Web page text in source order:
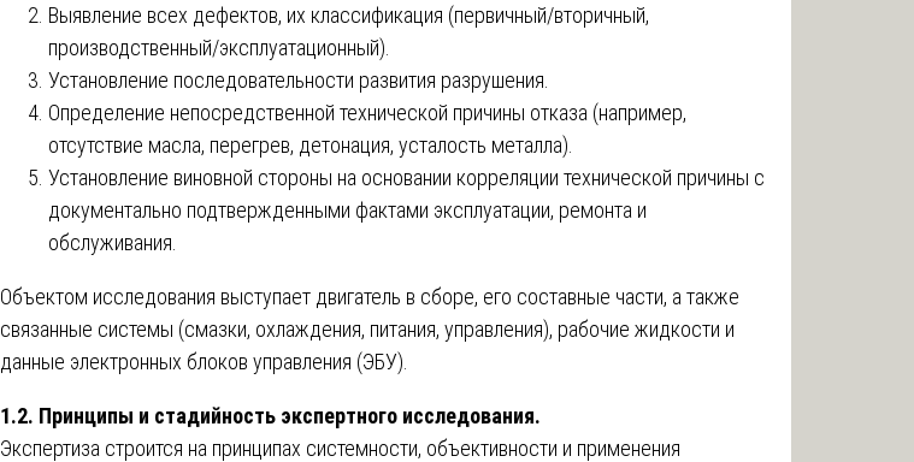
Выявление всех дефектов, их классификация (первичный/вторичный,
производственный/эксплуатационный).
Установление последовательности развития разрушения.
Определение непосредственной технической причины отказа (например,
отсутствие масла, перегрев, детонация, усталость металла).
Установление виновной стороны на основании корреляции технической причины с
документально подтвержденными фактами эксплуатации, ремонта и
обслуживания.
Объектом исследования выступает двигатель в сборе, его составные части, а также
связанные системы (смазки, охлаждения, питания, управления), рабочие жидкости и
данные электронных блоков управления (ЭБУ).
1.2. Принципы и стадийность экспертного исследования.
Экспертиза строится на принципах системности, объективности и применения